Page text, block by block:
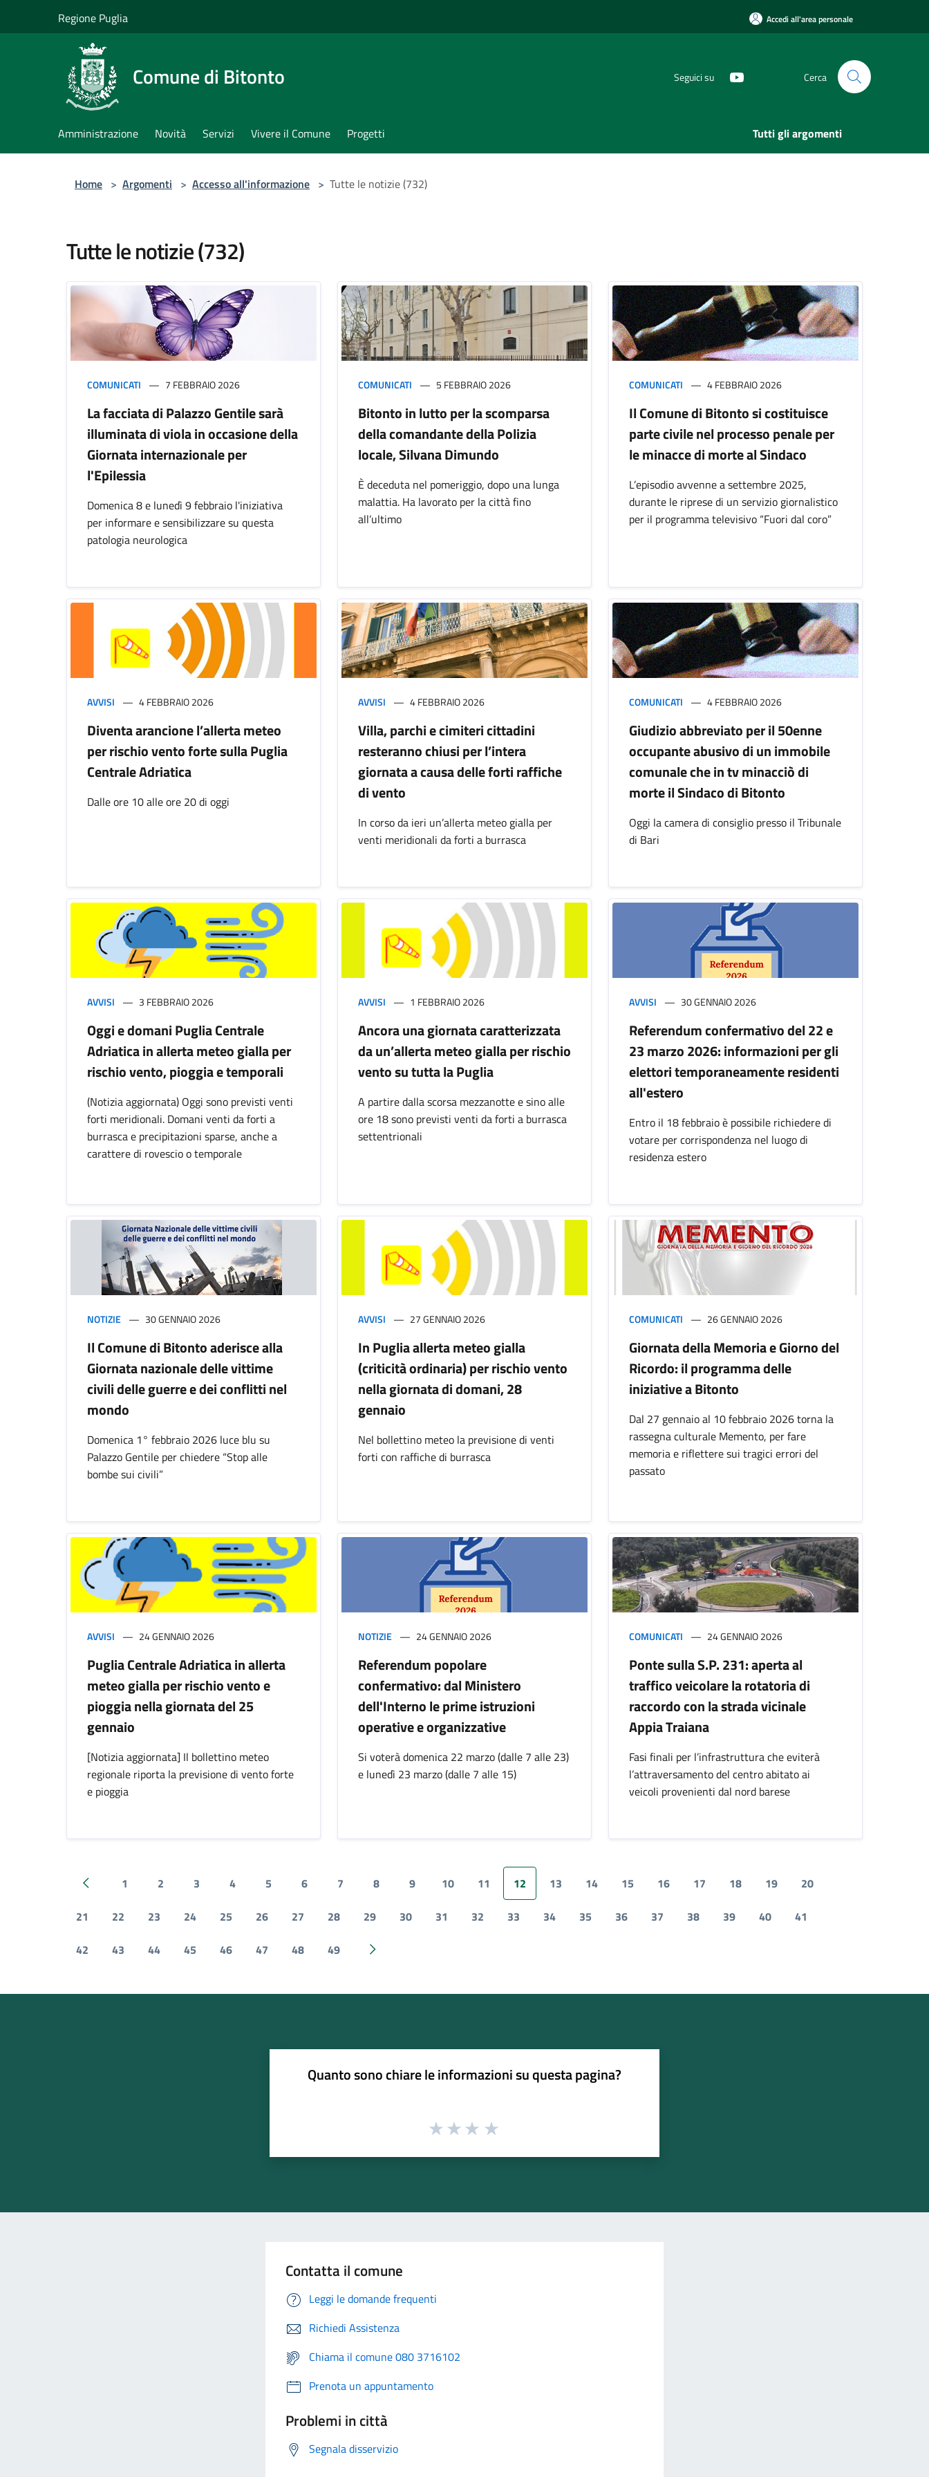
Regione Puglia Accedi all'area personale
Comune di Bitonto Seguici su Cerca
Amministrazione Novità Servizi Vivere il Comune Progetti Tutti gli argomenti
Home > Argomenti > Accesso all'informazione > Tutte le notizie (732)
Tutte le notizie (732)
COMUNICATI 7 FEBBRAIO 2026
La facciata di Palazzo Gentile sarà
illuminata di viola in occasione della
Giornata internazionale per
l'Epilessia
Domenica 8 e lunedì 9 febbraio l'iniziativa
per informare e sensibilizzare su questa
patologia neurologica
COMUNICATI 5 FEBBRAIO 2026
Bitonto in lutto per la scomparsa
della comandante della Polizia
locale, Silvana Dimundo
È deceduta nel pomeriggio, dopo una lunga
malattia. Ha lavorato per la città fino
all’ultimo
COMUNICATI 4 FEBBRAIO 2026
Il Comune di Bitonto si costituisce
parte civile nel processo penale per
le minacce di morte al Sindaco
L’episodio avvenne a settembre 2025,
durante le riprese di un servizio giornalistico
per il programma televisivo “Fuori dal coro”
AVVISI 4 FEBBRAIO 2026
Diventa arancione l’allerta meteo
per rischio vento forte sulla Puglia
Centrale Adriatica
Dalle ore 10 alle ore 20 di oggi
AVVISI 4 FEBBRAIO 2026
Villa, parchi e cimiteri cittadini
resteranno chiusi per l’intera
giornata a causa delle forti raffiche
di vento
In corso da ieri un’allerta meteo gialla per
venti meridionali da forti a burrasca
COMUNICATI 4 FEBBRAIO 2026
Giudizio abbreviato per il 50enne
occupante abusivo di un immobile
comunale che in tv minacciò di
morte il Sindaco di Bitonto
Oggi la camera di consiglio presso il Tribunale
di Bari
AVVISI 3 FEBBRAIO 2026
Oggi e domani Puglia Centrale
Adriatica in allerta meteo gialla per
rischio vento, pioggia e temporali
(Notizia aggiornata) Oggi sono previsti venti
forti meridionali. Domani venti da forti a
burrasca e precipitazioni sparse, anche a
carattere di rovescio o temporale
AVVISI 1 FEBBRAIO 2026
Ancora una giornata caratterizzata
da un’allerta meteo gialla per rischio
vento su tutta la Puglia
A partire dalla scorsa mezzanotte e sino alle
ore 18 sono previsti venti da forti a burrasca
settentrionali
AVVISI 30 GENNAIO 2026
Referendum confermativo del 22 e
23 marzo 2026: informazioni per gli
elettori temporaneamente residenti
all'estero
Entro il 18 febbraio è possibile richiedere di
votare per corrispondenza nel luogo di
residenza estero
NOTIZIE 30 GENNAIO 2026
Il Comune di Bitonto aderisce alla
Giornata nazionale delle vittime
civili delle guerre e dei conflitti nel
mondo
Domenica 1° febbraio 2026 luce blu su
Palazzo Gentile per chiedere “Stop alle
bombe sui civili”
AVVISI 27 GENNAIO 2026
In Puglia allerta meteo gialla
(criticità ordinaria) per rischio vento
nella giornata di domani, 28
gennaio
Nel bollettino meteo la previsione di venti
forti con raffiche di burrasca
COMUNICATI 26 GENNAIO 2026
Giornata della Memoria e Giorno del
Ricordo: il programma delle
iniziative a Bitonto
Dal 27 gennaio al 10 febbraio 2026 torna la
rassegna culturale Memento, per fare
memoria e riflettere sui tragici errori del
passato
AVVISI 24 GENNAIO 2026
Puglia Centrale Adriatica in allerta
meteo gialla per rischio vento e
pioggia nella giornata del 25
gennaio
[Notizia aggiornata] Il bollettino meteo
regionale riporta la previsione di vento forte
e pioggia
NOTIZIE 24 GENNAIO 2026
Referendum popolare
confermativo: dal Ministero
dell'Interno le prime istruzioni
operative e organizzative
Si voterà domenica 22 marzo (dalle 7 alle 23)
e lunedì 23 marzo (dalle 7 alle 15)
COMUNICATI 24 GENNAIO 2026
Ponte sulla S.P. 231: aperta al
traffico veicolare la rotatoria di
raccordo con la strada vicinale
Appia Traiana
Fasi finali per l’infrastruttura che eviterà
l’attraversamento del centro abitato ai
veicoli provenienti dal nord barese
Pagina precedente
1 2 3 4 5 6 7 8 9 10 11 12 13 14 15 16 17 18 19
20
21
22 23 24 25 26 27 28 29 30 31 32 33 34 35 36 37 38 39 40
41
42
43 44 45 46 47 48 49 Pagina successiva
Quanto sono chiare le informazioni su questa pagina?
Contatta il comune
Leggi le domande frequenti
Richiedi Assistenza
Chiama il comune 080 3716102
Prenota un appuntamento
Problemi in città
Segnala disservizio